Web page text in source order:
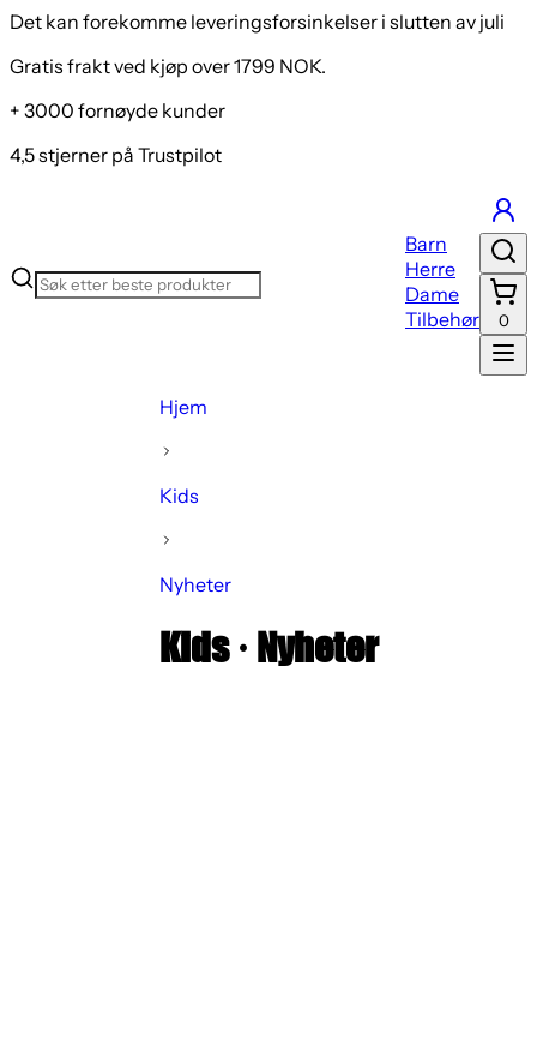
Det kan forekomme leveringsforsinkelser i slutten av juli
Gratis frakt ved kjøp over 1799 NOK.
+ 3000 fornøyde kunder
4,5 stjerner på Trustpilot
Barn
Herre
Dame
Tilbehør
0
Hjem
Kids
Nyheter
Kids· Nyheter